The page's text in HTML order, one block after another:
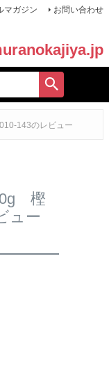
マガジン お問い合わせ
143のレビュー
樫
ュー